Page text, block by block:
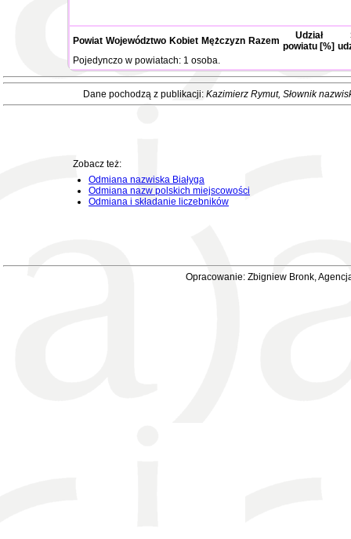
Powiat Województwo Kobiet Mężczyzn Razem
Udział
powiatu [%]
Pojedynczo w powiatach: 1 osoba.
Dane pochodzą z publikacji: Kazimierz Rymut, Słownik
Zobacz też:
Odmiana nazwiska Białyga
Odmiana nazw polskich miejscowości
Odmiana i składanie liczebników
Opracowanie: Zbigniew Bronk,